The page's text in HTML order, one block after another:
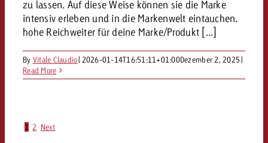
zu lassen. Auf diese Weise können sie die Marke
intensiv erleben und in die Markenwelt eintauchen.
hohe Reichweiter für deine Marke/Produkt [...]
By Vitale Claudio| 2026-01-14T16:51:11+01:00Dezember 2, 2025|
Read More
1 2 Next